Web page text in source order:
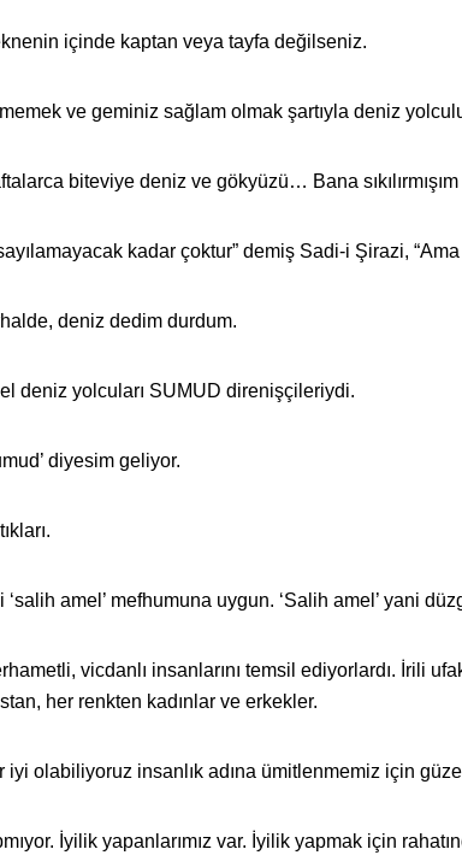
içinde kaptan veya tayfa değilseniz.
ve geminiz sağlam olmak şartıyla deniz
biteviye deniz ve gökyüzü… Bana
kadar çoktur” demiş Sadi-i Şirazi,
deniz dedim durdum.
deniz yolcuları SUMUD direnişçileriydi.
diyesim geliyor.
‘salih amel’ mefhumuna uygun. ‘Salih amel’ yani
vicdanlı insanlarını temsil ediyorlardı. İrili
her renkten kadınlar ve erkekler.
iyi olabiliyoruz insanlık adına ümitlenmemiz için
İyilik yapanlarımız var. İyilik yapmak için